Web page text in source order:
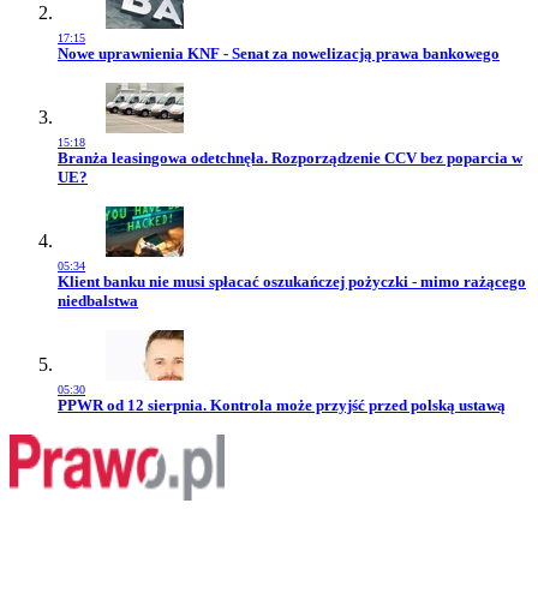
17:15
Przejdź do artykułu:
Nowe uprawnienia KNF - Senat za nowelizacją prawa bankowego
15:18
Przejdź do artykułu:
Branża leasingowa odetchnęła. Rozporządzenie CCV bez poparcia w
UE?
05:34
Przejdź do artykułu:
Klient banku nie musi spłacać oszukańczej pożyczki - mimo rażącego
niedbalstwa
05:30
Przejdź do artykułu:
PPWR od 12 sierpnia. Kontrola może przyjść przed polską ustawą